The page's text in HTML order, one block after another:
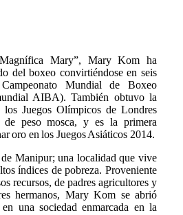
Mary”, Mary Kom ha
del boxeo convirtiéndose en seis
Mundial de Boxeo
AIBA). También obtuvo la
Juegos Olímpicos de Londres
peso mosca, y es la primera
oro en los Juegos Asiáticos 2014.
Manipur; una localidad que vive
índices de pobreza. Proveniente
recursos, de padres agricultores y
hermanos, Mary Kom se abrió
una sociedad enmarcada en la